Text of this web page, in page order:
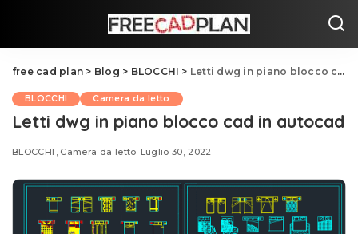
free cad plan > Blog > BLOCCHI > Letti dwg in piano blocco cad in autocad
BLOCCHI Camera da letto
Letti dwg in piano blocco cad in autocad
BLOCCHI Camera da letto Luglio 30, 2022